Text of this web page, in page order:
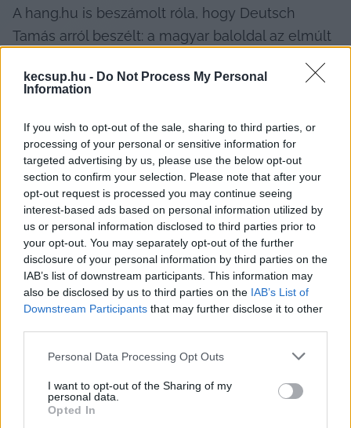
kecsup.hu - Do Not Process My Personal
Information
If you wish to opt-out of the sale, sharing to third parties, or
processing of your personal or sensitive information for
targeted advertising by us, please use the below opt-out
section to confirm your selection. Please note that after your
opt-out request is processed you may continue seeing
interest-based ads based on personal information utilized by
us or personal information disclosed to third parties prior to
your opt-out. You may separately opt-out of the further
disclosure of your personal information by third parties on the
IAB’s list of downstream participants. This information may
also be disclosed by us to third parties on the IAB’s List of
Downstream Participants that may further disclose it to other
Please note that this website/app uses one or more Google
not limited to your visit or usage behaviour. You may click to
grant or deny consent to Google and its third-party tags to
use your data for below specified purposes in below Google
Personal Data Processing Opt Outs
I want to opt-out of the Sharing of my
personal data.
Opted In
A hang.hu is beszámolt róla, hogy Deutsch
Tamás arról beszélt: a magyar baloldal az elmúlt
gázembargót, „ahelyett, hogy kiálltak volna a
érdeke mellett”.
Ujhelyi István szerint a valóság ezzel szemben
az, hogy hetekkel ezelőtt több alkalommal is
világossá tette, csak és kizárólag akkor tud
támogatni egy ilyen szankciós csomagot, ha
megfelelő kompenzációt, illetve támogatást
kapunk hozzá az európai közösség részéről. Azt
is feltételként szabta, hogy a magyar kormány is
azonnali lépéseket tegyen annak érdekében,
hogy minél nagyobb mértékben tudjunk az
orosz kőolajhoz képest alternatív forrásokból